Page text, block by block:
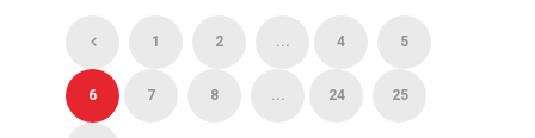
1 2 ... 4 5
6 7 8 ... 24 25